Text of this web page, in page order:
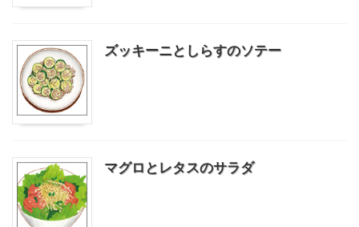
ズッキーニとしらすのソテー
マグロとレタスのサラダ